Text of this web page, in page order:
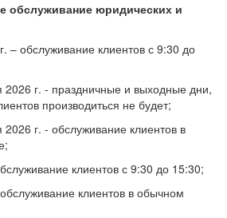
обслуживание юридических и
– обслуживание клиентов с 9:30 до
г. - праздничные и выходные дни,
производиться не будет;
г. - обслуживание клиентов в
клиентов с 9:30 до 15:30;
клиентов в обычном